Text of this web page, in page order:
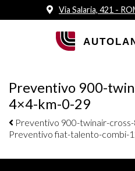
Via Salaria, 421 -
Preventivo 900-
4×4-km-0-29
Navigazione
Preventivo 900-twinair-
Preventivo fiat-talento-combi-